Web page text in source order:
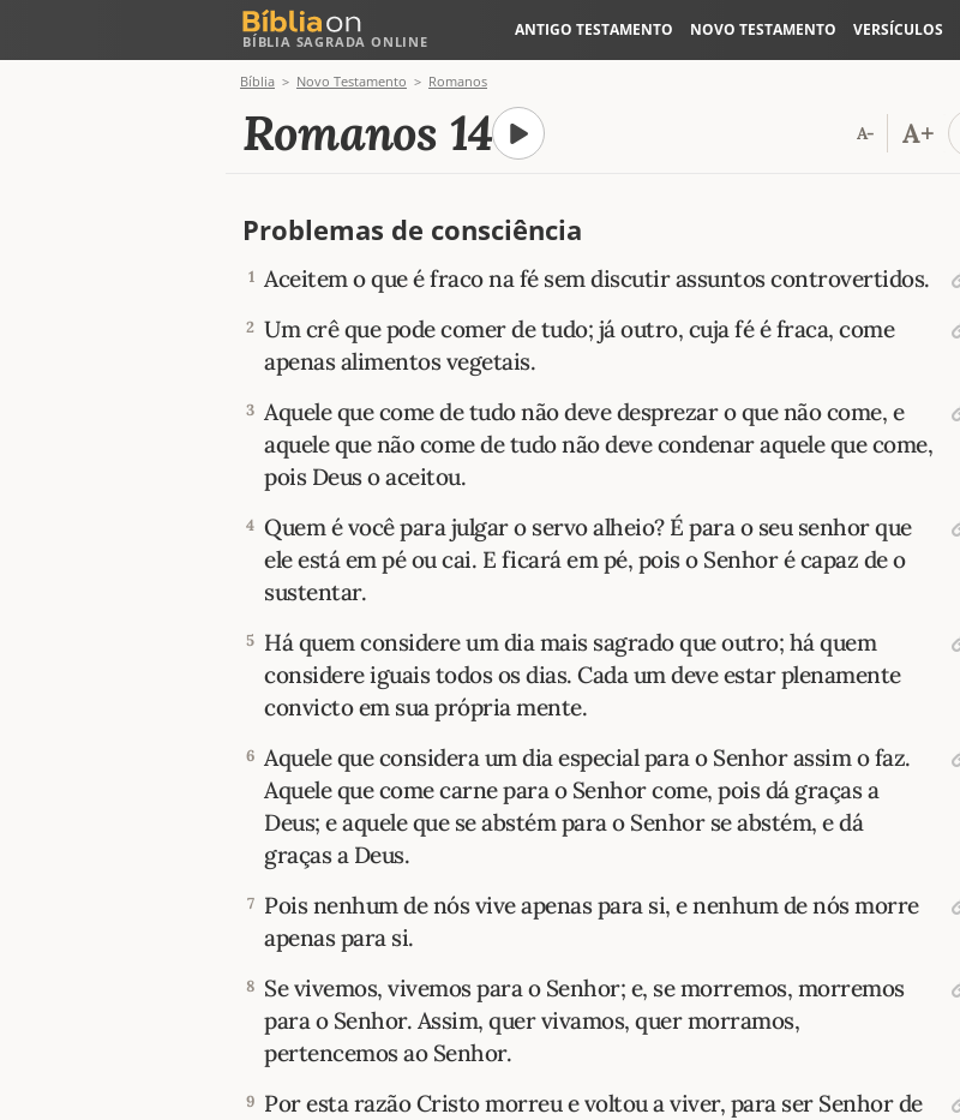
BÍBLIA SAGRADA ONLINE
ANTIGO TESTAMENTO NOVO TESTAMENTO VERSÍCULOS
Bíblia Novo Testamento Romanos
Romanos 14 A- A+
Problemas de consciência
1 Aceitem o que é fraco na fé sem discutir assuntos controvertidos.
2 Um crê que pode comer de tudo; já outro, cuja fé é fraca, come
apenas alimentos vegetais.
3 Aquele que come de tudo não deve desprezar o que não come, e
aquele que não come de tudo não deve condenar aquele que come,
pois Deus o aceitou.
4 Quem é você para julgar o servo alheio? É para o seu senhor que
ele está em pé ou cai. E ficará em pé, pois o Senhor é capaz de o
sustentar.
5 Há quem considere um dia mais sagrado que outro; há quem
considere iguais todos os dias. Cada um deve estar plenamente
convicto em sua própria mente.
6 Aquele que considera um dia especial para o Senhor assim o faz.
Aquele que come carne para o Senhor come, pois dá graças a
Deus; e aquele que se abstém para o Senhor se abstém, e dá
graças a Deus.
7 Pois nenhum de nós vive apenas para si, e nenhum de nós morre
apenas para si.
8 Se vivemos, vivemos para o Senhor; e, se morremos, morremos
para o Senhor. Assim, quer vivamos, quer morramos,
pertencemos ao Senhor.
9 Por esta razão Cristo morreu e voltou a viver, para ser Senhor de